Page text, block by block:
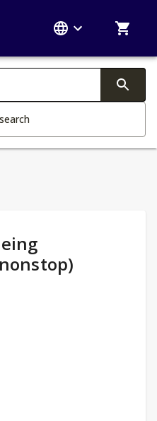
(EduJyväskylä,